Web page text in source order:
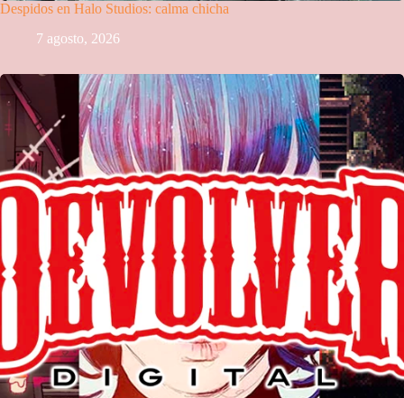
Despidos en Halo Studios: calma chicha
7 agosto, 2026